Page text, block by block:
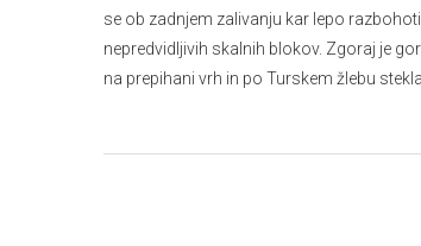
se ob zadnjem zalivanju kar lepo
nepredvidljivih skalnih blokov. Zgoraj je
na prepihani vrh in po Turskem žlebu